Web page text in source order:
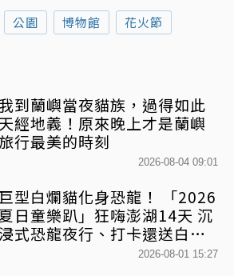
公園 博物館
花火節
到蘭嶼當夜貓族，過得如此
天經地義！原來晚上才是蘭嶼
旅行最美的時刻
2026-08-04 09:01
巨型白爛貓化身恐龍！ 「2026
夏日童樂趴」狂嗨澎湖14天 沉
浸式恐龍夜行、打卡還送白爛
2026-08-01 15:27